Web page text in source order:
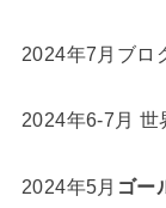
2024年7月ブロ
2024年6-7月 世
2024年5月 ゴー